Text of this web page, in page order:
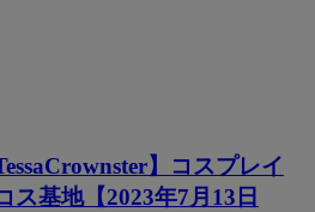
】コスプレイ
ス基地【2023年7月13日